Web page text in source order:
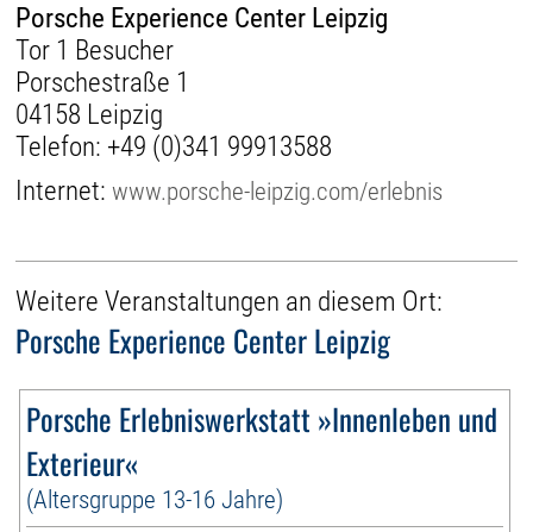
Porsche Experience Center Leipzig
Tor 1 Besucher
Porschestraße 1
04158 Leipzig
Telefon: +49 (0)341 99913588
Internet:www.porsche-leipzig.com/erlebnis
Weitere Veranstaltungen an diesem Ort:
Porsche Experience Center Leipzig
Porsche Erlebniswerkstatt »Innenleben und
Exterieur«
(Altersgruppe 13-16 Jahre)